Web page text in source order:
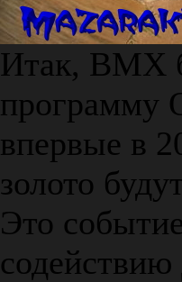
Итак, BMX
программу
впервые в
золото
Это